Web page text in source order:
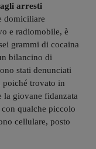
arresti
domiciliare
e radiomobile, è
grammi di cocaina
bilancino di
stati denunciati
poiché trovato in
la giovane fidanzata
qualche piccolo
cellulare, posto